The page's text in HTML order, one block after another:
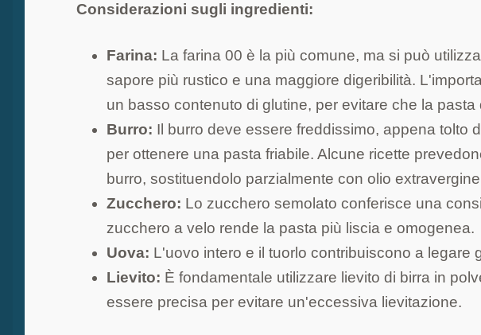
Considerazioni sugli ingredienti:
Farina: La farina 00 è la più comune, ma si può
sapore più rustico e una maggiore digeribilità.
un basso contenuto di glutine, per evitare che la pasta
Burro: Il burro deve essere freddissimo, appena tolto
per ottenere una pasta friabile. Alcune ricette
burro, sostituendolo parzialmente con olio
Zucchero: Lo zucchero semolato conferisce una
zucchero a velo rende la pasta più liscia e omogenea.
Uova: L'uovo intero e il tuorlo contribuiscono a legare
Lievito: È fondamentale utilizzare lievito di birra in
essere precisa per evitare un'eccessiva lievitazione.